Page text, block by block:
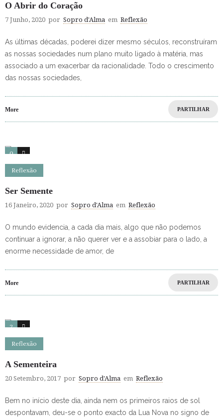
O Abrir do Coração
7 Junho, 2020 por Sopro d'Alma em Reflexão
As últimas décadas, poderei dizer mesmo séculos, reconstruíram
as nossas sociedades num plano muito ligado à matéria, mas
associado a um exacerbar da racionalidade. Todo o crescimento
das nossas sociedades,
More PARTILHAR
0 5
Reflexão
Ser Semente
16 Janeiro, 2020 por Sopro d'Alma em Reflexão
O mundo evidencia, a cada dia mais, algo que não podemos
continuar a ignorar, a não querer ver e a assobiar para o lado, a
enorme necessidade de amor, de
More PARTILHAR
2 0
Reflexão
A Sementeira
20 Setembro, 2017 por Sopro d'Alma em Reflexão
Bem no início deste dia, ainda nem os primeiros raios de sol
despontavam, deu-se o ponto exacto da Lua Nova no signo de